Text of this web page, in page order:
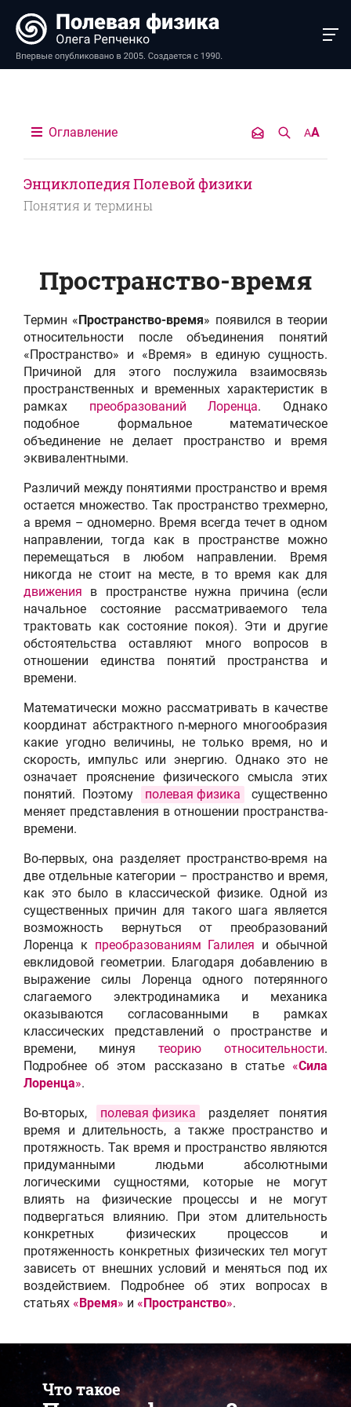
Оглавление AA
Энциклопедия Полевой физики
Понятия и термины
Пространство-время
Термин «Пространство-время» появился в теории
относительности после объединения понятий
«Пространство» и «Время» в единую сущность.
Причиной для этого послужила взаимосвязь
пространственных и временных характеристик в
рамках преобразований Лоренца. Однако
подобное формальное математическое
объединение не делает пространство и время
эквивалентными.
Различий между понятиями пространство и время
остается множество. Так пространство трехмерно,
а время – одномерно. Время всегда течет в одном
направлении, тогда как в пространстве можно
перемещаться в любом направлении. Время
никогда не стоит на месте, в то время как для
движения в пространстве нужна причина (если
начальное состояние рассматриваемого тела
трактовать как состояние покоя). Эти и другие
обстоятельства оставляют много вопросов в
отношении единства понятий пространства и
времени.
Математически можно рассматривать в качестве
координат абстрактного n-мерного многообразия
какие угодно величины, не только время, но и
скорость, импульс или энергию. Однако это не
означает прояснение физического смысла этих
понятий. Поэтому
полевая физика
существенно
меняет представления в отношении пространства-
времени.
Во-первых, она разделяет пространство-время на
две отдельные категории – пространство и время,
как это было в классической физике. Одной из
существенных причин для такого шага является
возможность вернуться от преобразований
Лоренца к преобразованиям Галилея и обычной
евклидовой геометрии. Благодаря добавлению в
выражение силы Лоренца одного потерянного
слагаемого электродинамика и механика
оказываются согласованными в рамках
классических представлений о пространстве и
времени, минуя теорию относительности.
Подробнее об этом рассказано в статье «Сила
Лоренца».
Во-вторых,
полевая физика
разделяет понятия
время и длительность, а также пространство и
протяжность. Так время и пространство являются
придуманными людьми абсолютными
логическими сущностями, которые не могут
влиять на физические процессы и не могут
подвергаться влиянию. При этом длительность
конкретных физических процессов и
протяженность конкретных физических тел могут
зависеть от внешних условий и меняться под их
воздействием. Подробнее об этих вопросах в
статьях «Время» и «Пространство».
Что такое